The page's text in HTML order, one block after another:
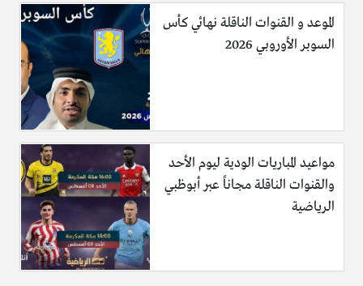
الموعد و القنوات الناقلة نهائي كأس
السوبر الأوروبي 2026
مواعيد المباريات الودية ليوم الأحد
والقنوات الناقلة مجاناً عبر أبوظبي
الرياضية